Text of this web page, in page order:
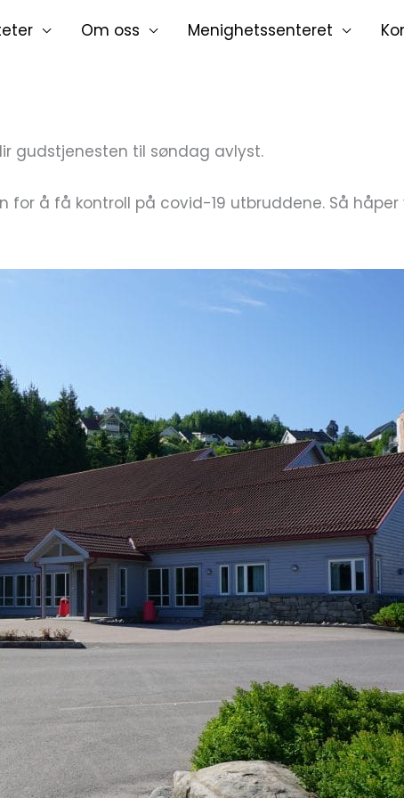
Om oss Menighetssenteret
gudstjenesten til søndag avlyst.
å få kontroll på covid-19 utbruddene. Så håper